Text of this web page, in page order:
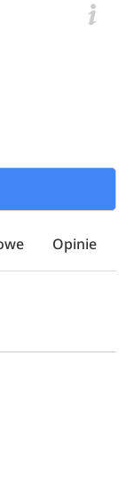
Opinie